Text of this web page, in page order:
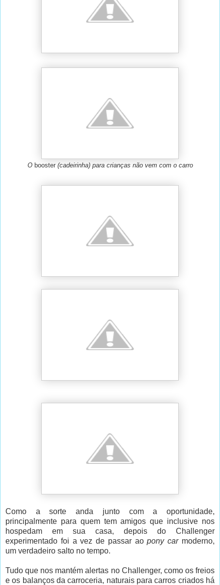
O booster (cadeirinha) para crianças não vem com o carro
Como a sorte anda junto com a oportunidade,
principalmente para quem tem amigos que inclusive nos
hospedam em sua casa, depois do Challenger
experimentado foi a vez de passar aopony carmoderno,
um verdadeiro salto no tempo.
Tudo que nos mantém alertas no Challenger, como os freios
e os balanços da carroceria, naturais para carros criados há